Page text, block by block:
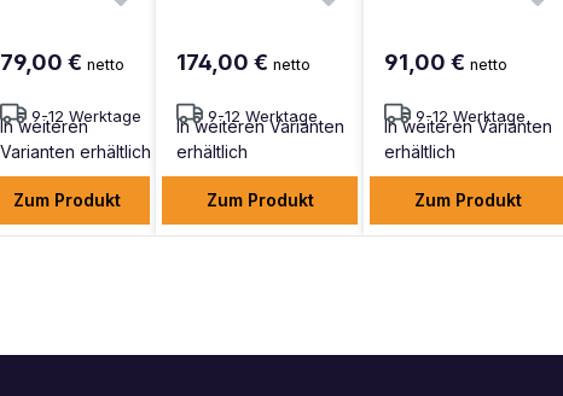
79,00 € netto
9-12 Werktage
In weiteren
Varianten erhältlich
Zum Produkt
174,00 €netto
9-12 Werktage
In weiteren Varianten
erhältlich
Zum Produkt
91,00 €netto
9-12 Werktage
In weiteren Varianten
erhältlich
Zum Produkt